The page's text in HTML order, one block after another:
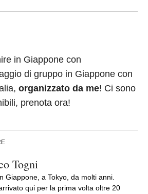
in Giappone con
di gruppo in Giappone con
organizzato da me! Ci sono
prenota ora!
Togni
Giappone, a Tokyo, da molti anni.
qui per la prima volta oltre 20